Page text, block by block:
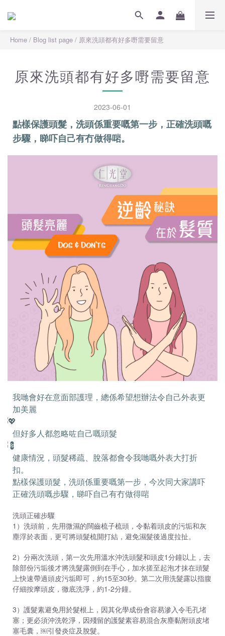
Home / Blog list page / 原來洗頭都有好多嘢需要留意
原來洗頭都有好多嘢需要留意
2023-06-01
點樣保護頭髮，洗頭係重要嘅第一步，正確洗頭嘅
步驟，睇吓自己有冇做得啱。
我哋會好在意面部護理，總係希望想辦法令自己外表更
加美麗
但好多人都忽略咗自己嘅頭髮
健康情況，頭髮稀疏、脫落都會令我哋嘅外表大打折
扣。
點樣保護頭髮，洗頭係重要嘅第一步，今次同大家講吓
正確洗頭嘅步驟，睇吓自己有冇做得啱
洗頭正確步驟
1）洗頭前，先用微濕的闊齒梳子梳頭，令黏着頭皮的污垢和灰
塵浮於表面，更可將頭髮梳開打結，避免濕髮後過度拉扯。
2）分兩次洗頭，第一次先用溫水沖洗頭髮和頭皮1分鐘以上，去
除部份污垢後才將洗髮露倒到在手心，加水搓至起泡才抹在頭髮
上快速帶過頭皮污垢即可，約15至30秒。第二次用洗髮露以指腹
仔細按摩頭皮，徹底洗淨，約1-2分鐘。
3）護髮素避免用於髮根上，因其化學成份會容易滲入令毛孔堵
塞；更必須沖洗乾淨，因殘留的護髮素容易混合灰塵黏附頭皮堵
塞毛囊，￼引發炎症及脫髮。